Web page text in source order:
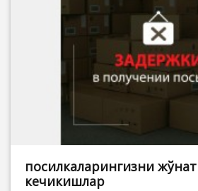
посилкаларингизни
кечикишлар